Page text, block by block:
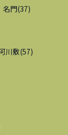
名門(37)
川敷(57)